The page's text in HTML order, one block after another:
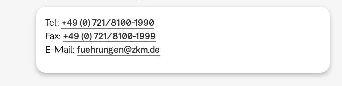
Tel: +49 (0) 721/8100-1990
Fax: +49 (0) 721/8100-1999
E-Mail:fuehrungen@zkm.de